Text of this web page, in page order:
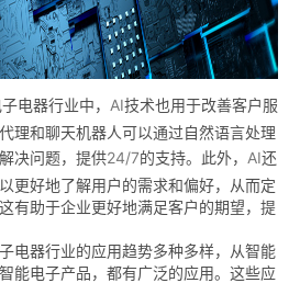
电器行业中， AI技术也用于改善客户服
理和聊天机器人可以通过自然语言处理
决问题，提供24/7的支持。此外， AI还
更好地了解用户的需求和偏好，从而定
有助于企业更好地满足客户的期望，提
电器行业的应用趋势多种多样，从智能
能电子产品，都有广泛的应用。这些应